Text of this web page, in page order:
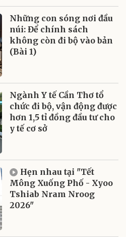
Những con sóng nơi đầu
núi: Để chính sách
không còn đi bộ vào bản
(Bài 1)
Ngành Y tế Cần Thơ tổ
chức đi bộ, vận động được
hơn 1,5 tỉ đồng đầu tư cho
y tế cơ sở
Hẹn nhau tại "Tết
Mông Xuống Phố - Xyoo
Tshiab Nram Nroog
2026"